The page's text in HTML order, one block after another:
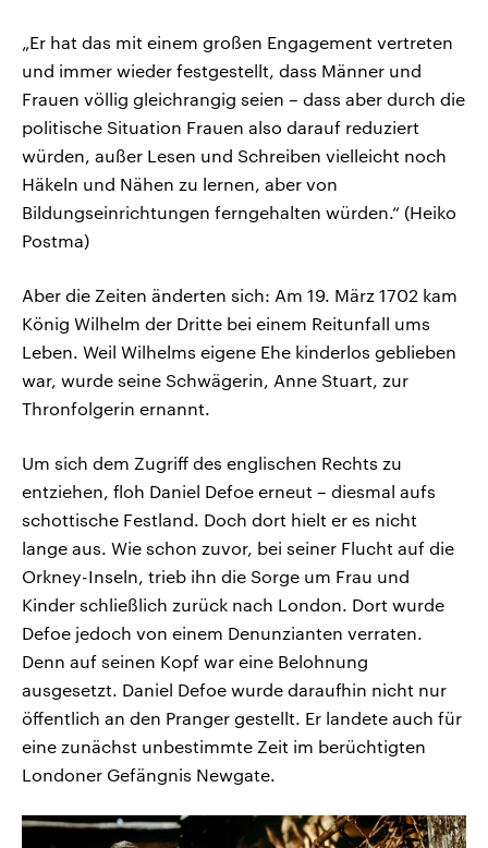
„Er hat das mit einem großen Engagement vertreten
und immer wieder festgestellt, dass Männer und
Frauen völlig gleichrangig seien – dass aber durch die
politische Situation Frauen also darauf reduziert
würden, außer Lesen und Schreiben vielleicht noch
Häkeln und Nähen zu lernen, aber von
Bildungseinrichtungen ferngehalten würden.“ (Heiko
Postma)
Aber die Zeiten änderten sich: Am 19. März 1702 kam
König Wilhelm der Dritte bei einem Reitunfall ums
Leben. Weil Wilhelms eigene Ehe kinderlos geblieben
war, wurde seine Schwägerin, Anne Stuart, zur
Thronfolgerin ernannt.
Um sich dem Zugriff des englischen Rechts zu
entziehen, floh Daniel Defoe erneut – diesmal aufs
schottische Festland. Doch dort hielt er es nicht
lange aus. Wie schon zuvor, bei seiner Flucht auf die
Orkney-Inseln, trieb ihn die Sorge um Frau und
Kinder schließlich zurück nach London. Dort wurde
Defoe jedoch von einem Denunzianten verraten.
Denn auf seinen Kopf war eine Belohnung
ausgesetzt. Daniel Defoe wurde daraufhin nicht nur
öffentlich an den Pranger gestellt. Er landete auch für
eine zunächst unbestimmte Zeit im berüchtigten
Londoner Gefängnis Newgate.